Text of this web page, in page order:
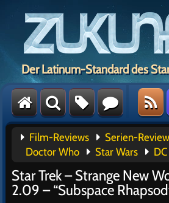
Der Latinum-Standard des
Film-Reviews Serien-
Doctor Who
Star Wars DC
Star Trek – Strange New
2.09 – “Subspace